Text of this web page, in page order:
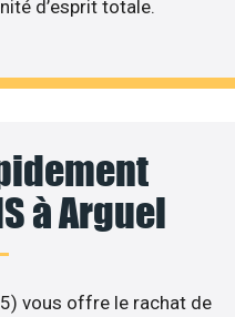
d’esprit totale.
à Arguel
vous offre le rachat de